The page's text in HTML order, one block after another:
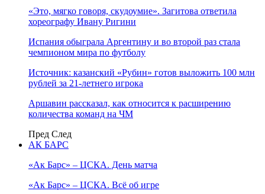
«Это, мягко говоря, скудоумие». Загитова ответила
хореографу Ивану Ригини
Испания обыграла Аргентину и во второй раз стала
чемпионом мира по футболу
Источник: казанский «Рубин» готов выложить 100 млн
рублей за 21-летнего игрока
Аршавин рассказал, как относится к расширению
количества команд на ЧМ
Пред След
АК БАРС
«Ак Барс» – ЦСКА. День матча
«Ак Барс» – ЦСКА. Всё об игре